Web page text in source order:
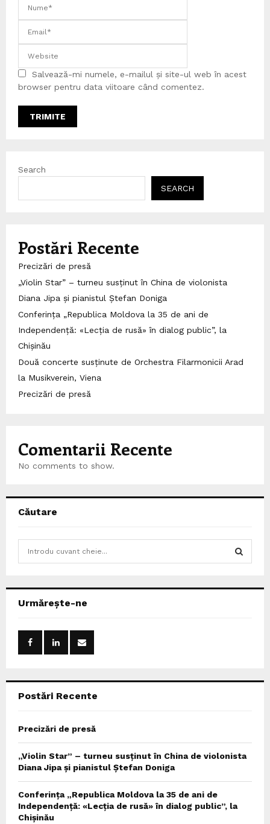
Salvează-mi numele, e-mailul și site-ul web în acest
browser pentru data viitoare când comentez.
Search
SEARCH
Postări Recente
Precizări de presă
„Violin Star” – turneu susținut în China de violonista
Diana Jipa și pianistul Ștefan Doniga
Conferința „Republica Moldova la 35 de ani de
Independență: «Lecția de rusă» în dialog public”, la
Chișinău
Două concerte susținute de Orchestra Filarmonicii Arad
la Musikverein, Viena
Precizări de presă
Comentarii Recente
No comments to show.
Căutare
h
Urmărește-ne
Postări Recente
Precizări de presă
„Violin Star” – turneu susținut în China de violonista
Diana Jipa și pianistul Ștefan Doniga
Conferința „Republica Moldova la 35 de ani de
Independență: «Lecția de rusă» în dialog public”, la
Chișinău